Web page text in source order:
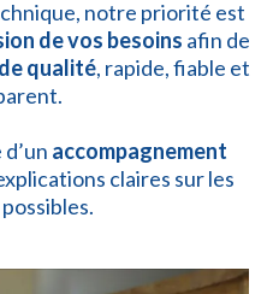
notre priorité est
de vos besoins afin de
qualité, rapide, fiable et
accompagnement
claires sur les